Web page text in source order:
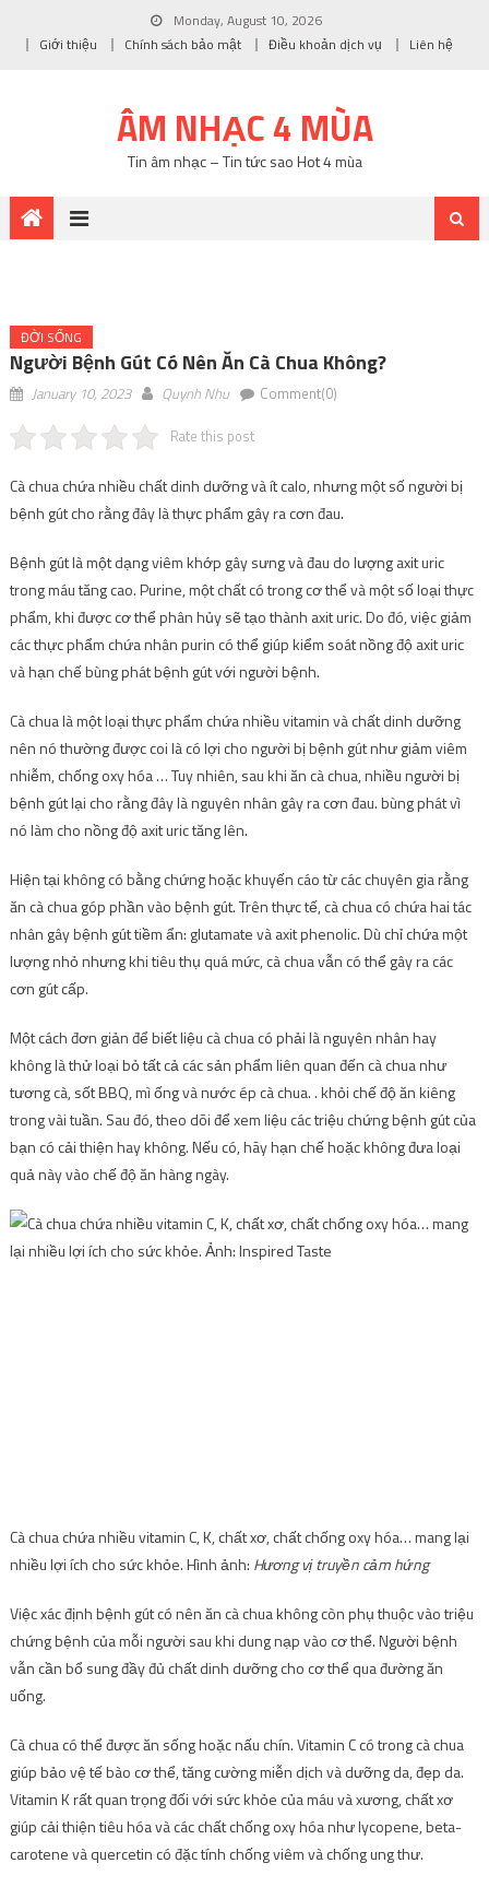
Monday, August 10, 2026
Giới thiệu
Chính sách bảo mật Điều khoản dịch vụ Liên hệ
ÂM NHẠC 4 MÙA
Tin âm nhạc – Tin tức sao Hot 4 mùa
ĐỜI SỐNG
Người Bệnh Gút Có Nên Ăn Cà Chua Không?
January 10, 2023 Quynh Nhu Comment(0)
Rate this post
Cà chua chứa nhiều chất dinh dưỡng và ít calo, nhưng một số người bị
bệnh gút cho rằng đây là thực phẩm gây ra cơn đau.
Bệnh gút là một dạng viêm khớp gây sưng và đau do lượng axit uric
trong máu tăng cao. Purine, một chất có trong cơ thể và một số loại thực
phẩm, khi được cơ thể phân hủy sẽ tạo thành axit uric. Do đó, việc giảm
các thực phẩm chứa nhân purin có thể giúp kiểm soát nồng độ axit uric
và hạn chế bùng phát bệnh gút với người bệnh.
Cà chua là một loại thực phẩm chứa nhiều vitamin và chất dinh dưỡng
nên nó thường được coi là có lợi cho người bị bệnh gút như giảm viêm
nhiễm, chống oxy hóa … Tuy nhiên, sau khi ăn cà chua, nhiều người bị
bệnh gút lại cho rằng đây là nguyên nhân gây ra cơn đau. bùng phát vì
nó làm cho nồng độ axit uric tăng lên.
Hiện tại không có bằng chứng hoặc khuyến cáo từ các chuyên gia rằng
ăn cà chua góp phần vào bệnh gút. Trên thực tế, cà chua có chứa hai tác
nhân gây bệnh gút tiềm ẩn: glutamate và axit phenolic. Dù chỉ chứa một
lượng nhỏ nhưng khi tiêu thụ quá mức, cà chua vẫn có thể gây ra các
cơn gút cấp.
Một cách đơn giản để biết liệu cà chua có phải là nguyên nhân hay
không là thử loại bỏ tất cả các sản phẩm liên quan đến cà chua như
tương cà, sốt BBQ, mì ống và nước ép cà chua. . khỏi chế độ ăn kiêng
trong vài tuần. Sau đó, theo dõi để xem liệu các triệu chứng bệnh gút của
bạn có cải thiện hay không. Nếu có, hãy hạn chế hoặc không đưa loại
quả này vào chế độ ăn hàng ngày.
Cà chua chứa nhiều vitamin C, K, chất xơ, chất chống oxy hóa… mang lại
nhiều lợi ích cho sức khỏe. Hình ảnh: Hương vị truyền cảm hứng
Việc xác định bệnh gút có nên ăn cà chua không còn phụ thuộc vào triệu
chứng bệnh của mỗi người sau khi dung nạp vào cơ thể. Người bệnh
vẫn cần bổ sung đầy đủ chất dinh dưỡng cho cơ thể qua đường ăn
uống.
Cà chua có thể được ăn sống hoặc nấu chín. Vitamin C có trong cà chua
giúp bảo vệ tế bào cơ thể, tăng cường miễn dịch và dưỡng da, đẹp da.
Vitamin K rất quan trọng đối với sức khỏe của máu và xương, chất xơ
giúp cải thiện tiêu hóa và các chất chống oxy hóa như lycopene, beta-
carotene và quercetin có đặc tính chống viêm và chống ung thư.